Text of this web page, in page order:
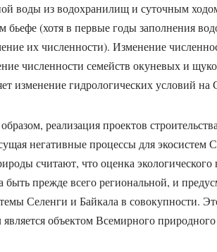
воды из водохранилищ и суточным
бьефе (хотя в первые годы заполнения
их численности). Изменение
численности семейств окуневых и
изменение гидрологических условий на
реализация проектов
негативные процессы для экосистем
считают, что оценка экологического
быть прежде всего региональной, и
Селенги и Байкала в совокупности.
является объектом Всемирного